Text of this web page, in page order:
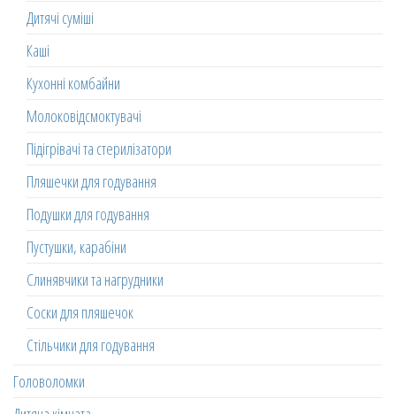
Дитячі суміші
Каші
Кухонні комбайни
Молоковідсмоктувачі
Підігрівачі та стерилізатори
Пляшечки для годування
Подушки для годування
Пустушки, карабіни
Слинявчики та нагрудники
Соски для пляшечок
Стільчики для годування
Головоломки